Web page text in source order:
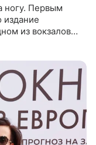
ногу. Первым
издание
из вокзалов